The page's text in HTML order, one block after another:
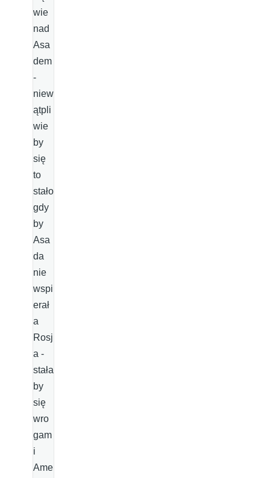
wie
nad
Asa
dem
-
niew
ątpli
wie
by
się
to
stało
gdy
by
Asa
da
nie
wspi
erał
a
Rosj
a -
stała
by
się
wro
gam
i
Ame